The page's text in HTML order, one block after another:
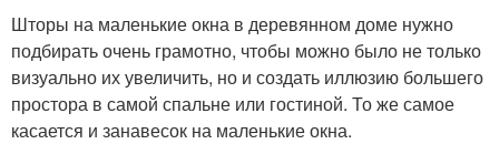
Шторы на маленькие окна в деревянном доме нужно
подбирать очень грамотно, чтобы можно было не только
визуально их увеличить, но и создать иллюзию большего
простора в самой спальне или гостиной. То же самое
касается и занавесок на маленькие окна.